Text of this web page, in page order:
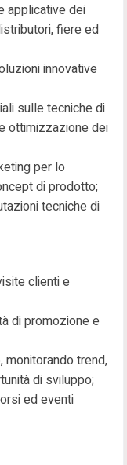
applicative dei
fiere ed
innovative
sulle tecniche di
ottimizzazione dei
per lo
di prodotto;
tecniche di
clienti e
di promozione e
trend,
di sviluppo;
ed eventi